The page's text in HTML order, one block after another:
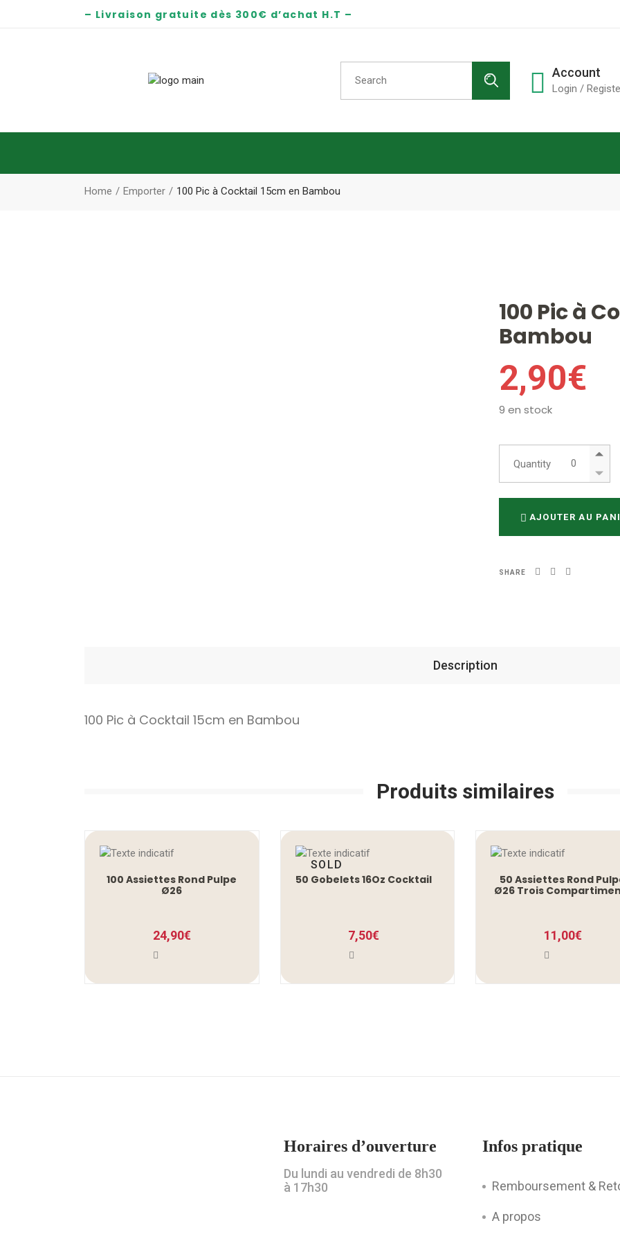
– Livraison gratuite dès 300€ d’achat H.T –
Search
for:
Account
Login /
Home Emporter 100 Pic à Cocktail 15cm en Bambou
100 Pic à
Bambou
2,90€
9 en stock
Quantity
100 Pic à
AJOUTER AU
SHARE
Description
100 Pic à Cocktail 15cm en Bambou
Produits similaires
100 Assiettes Rond Pulpe
Ø26
24,90€
SOLD
50 Gobelets 16Oz Cocktail
7,50€
50 Assiettes Rond
Ø26 Trois
11,00€
Horaires d’ouverture
Du lundi au vendredi de 8h30
à 17h30
Infos pratique
Remboursement &
A propos